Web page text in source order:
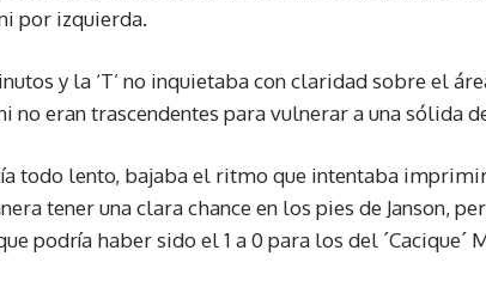
por izquierda.
y la ‘T’ no inquietaba con claridad sobre el
no eran trascendentes para vulnerar a una sólida
todo lento, bajaba el ritmo que intentaba
tener una clara chance en los pies de Janson,
podría haber sido el 1 a 0 para los del ´Cacique´